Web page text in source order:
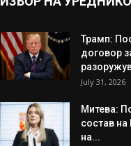
Трамп:
договор
July 31, 2026
Митева:
состав на
на...